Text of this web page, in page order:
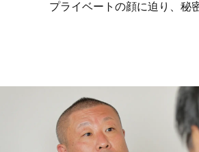
プライベートの顔に迫り、秘